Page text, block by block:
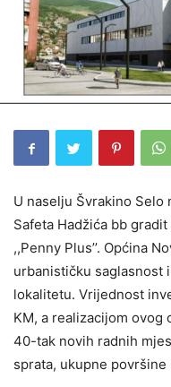
U naselju Švrakino Selo
Safeta Hadžića bb
,,Penny Plus’’. Općina
urbanističku saglasnost
lokalitetu. Vrijednost
KM, a realizacijom
40-tak novih radnih
sprata, ukupne